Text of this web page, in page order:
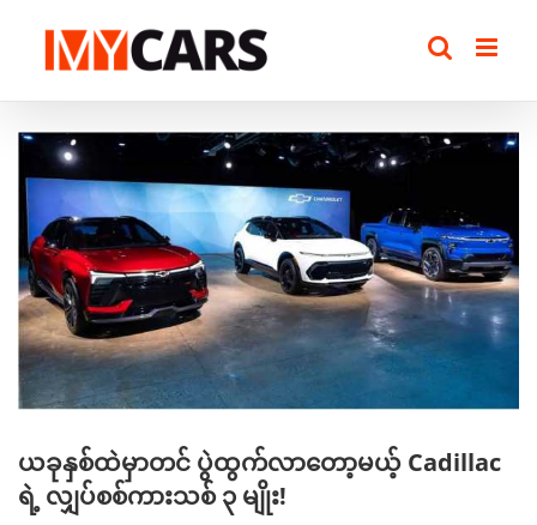
View
Larger
Image
ယခုနှစ်ထဲမှာတင် ပွဲထွက်လာတော့မယ့် Cadillac
ရဲ့ လျှပ်စစ်ကားသစ် ၃ မျိုး!